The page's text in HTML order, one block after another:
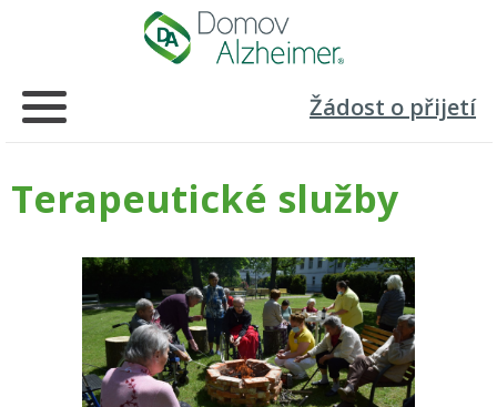
Žádost o přijetí
Terapeutické služby